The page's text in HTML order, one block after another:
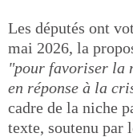
Les députés ont
mai 2026, la
"pour favoriser la
en réponse à la
cadre de la niche
texte, soutenu par